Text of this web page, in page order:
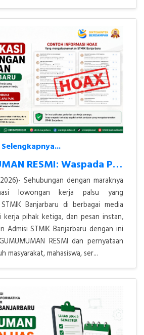
Selengkapnya...
PENGUMUMUMAN RESMI: Waspada Penipuan Lowongan Kerja Atas Nama STMIK Ba
Sehubungan dengan maraknya
lowongan kerja palsu yang
Banjarbaru di berbagai media
kerja pihak ketiga, dan pesan instan,
Admisi STMIK Banjarbaru dengan ini
RESMI dan pernyataan
masyarakat, mahasiswa, ser...